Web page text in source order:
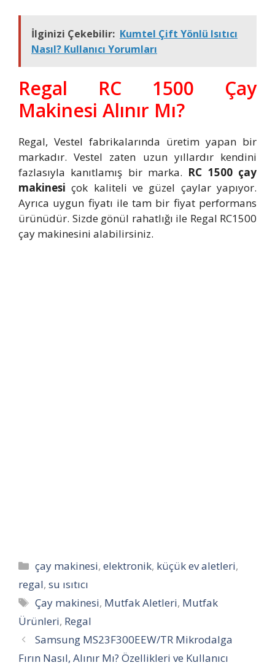
İlginizi Çekebilir: Kumtel Çift Yönlü Isıtıcı
Nasıl? Kullanıcı Yorumları
Regal RC 1500 Çay
Makinesi Alınır Mı?
Regal, Vestel fabrikalarında üretim yapan bir
markadır. Vestel zaten uzun yıllardır kendini
fazlasıyla kanıtlamış bir marka. RC 1500 çay
makinesi çok kaliteli ve güzel çaylar yapıyor.
Ayrıca uygun fiyatı ile tam bir fiyat performans
ürünüdür. Sizde gönül rahatlığı ile Regal RC1500
çay makinesini alabilirsiniz.
Kategoriler
çay makinesi,elektronik, küçük ev aletleri,
regal, su ısıtıcı
Etiketler
Çay makinesi, Mutfak Aletleri, Mutfak
Ürünleri, Regal
Samsung MS23F300EEW/TR Mikrodalga
Fırın Nasıl, Alınır Mı? Özellikleri ve Kullanıcı